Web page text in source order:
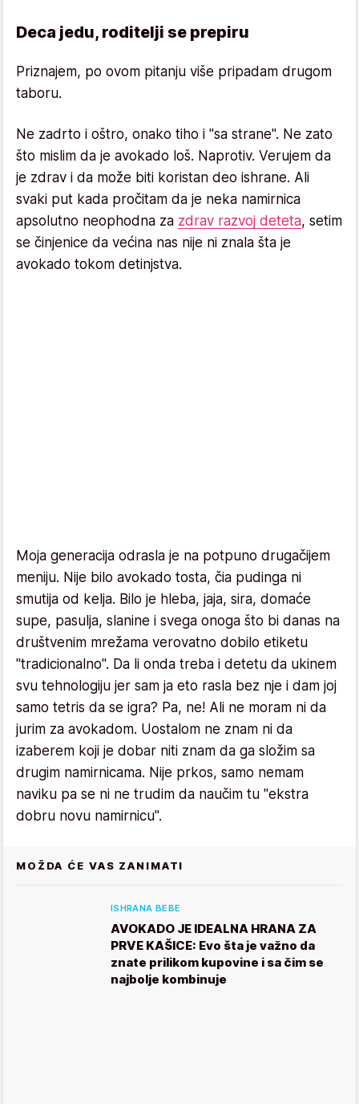
Deca jedu, roditelji se prepiru
Priznajem, po ovom pitanju više pripadam drugom
taboru.
Ne zadrto i oštro, onako tiho i "sa strane". Ne zato
što mislim da je avokado loš. Naprotiv. Verujem da
je zdrav i da može biti koristan deo ishrane. Ali
svaki put kada pročitam da je neka namirnica
apsolutno neophodna za zdrav razvoj deteta, setim
se činjenice da većina nas nije ni znala šta je
avokado tokom detinjstva.
Moja generacija odrasla je na potpuno drugačijem
meniju. Nije bilo avokado tosta, čia pudinga ni
smutija od kelja. Bilo je hleba, jaja, sira, domaće
supe, pasulja, slanine i svega onoga što bi danas na
društvenim mrežama verovatno dobilo etiketu
"tradicionalno". Da li onda treba i detetu da ukinem
svu tehnologiju jer sam ja eto rasla bez nje i dam joj
samo tetris da se igra? Pa, ne! Ali ne moram ni da
jurim za avokadom. Uostalom ne znam ni da
izaberem koji je dobar niti znam da ga složim sa
drugim namirnicama. Nije prkos, samo nemam
naviku pa se ni ne trudim da naučim tu "ekstra
dobru novu namirnicu".
MOŽDA ĆE VAS ZANIMATI
ISHRANA BEBE
AVOKADO JE IDEALNA HRANA ZA
PRVE KAŠICE: Evo šta je važno da
znate prilikom kupovine i sa čim se
najbolje kombinuje